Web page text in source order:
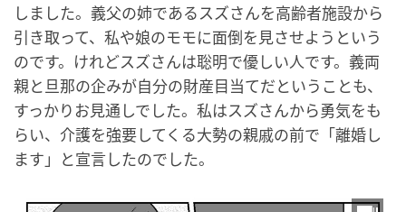
しました。義父の姉であるスズさんを高齢者施設から
引き取って、私や娘のモモに面倒を見させようという
のです。けれどスズさんは聡明で優しい人です。義両
親と旦那の企みが自分の財産目当てだということも、
すっかりお見通しでした。私はスズさんから勇気をも
らい、介護を強要してくる大勢の親戚の前で「離婚し
ます」と宣言したのでした。